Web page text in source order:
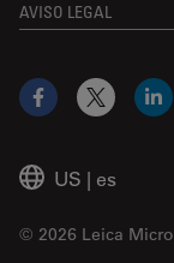
AVISO LEGAL
US | es
© 2026 Leica
Facebook
X